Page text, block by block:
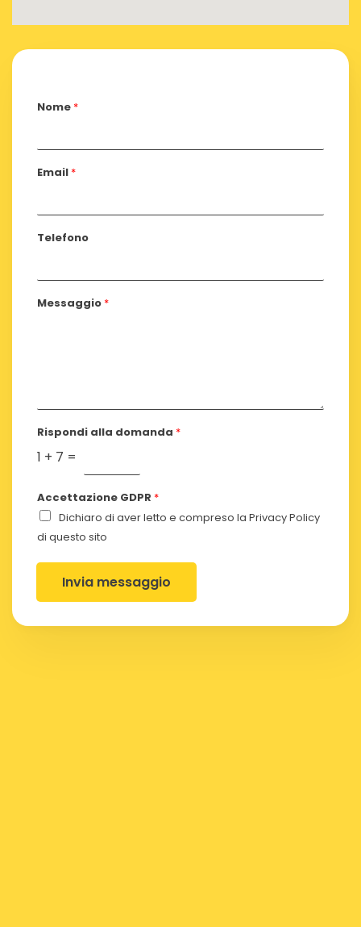
Nome *
Email *
Telefono
Messaggio *
Rispondi alla domanda *
1 + 7 =
Accettazione GDPR *
Dichiaro di aver letto e compreso la Privacy Policy
di questo sito
Invia messaggio